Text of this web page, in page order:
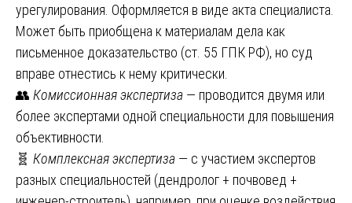
урегулирования. Оформляется в виде акта специалиста.
Может быть приобщена к материалам дела как
письменное доказательство (ст. 55 ГПК РФ), но суд
вправе отнестись к нему критически.
👥 Комиссионная экспертиза — проводится двумя или
более экспертами одной специальности для повышения
объективности.
🧬 Комплексная экспертиза — с участием экспертов
разных специальностей (дендролог + почвовед +